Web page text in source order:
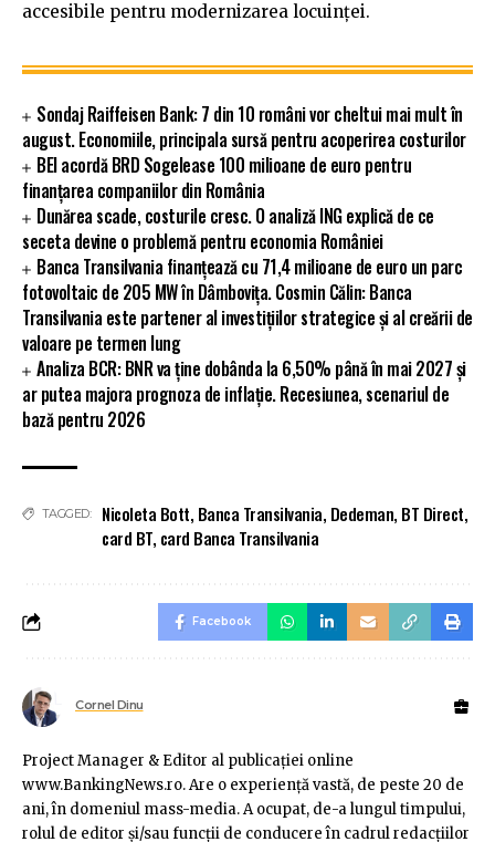
accesibile pentru modernizarea locuinței.
Sondaj Raiffeisen Bank: 7 din 10 români vor cheltui mai mult în
august. Economiile, principala sursă pentru acoperirea costurilor
BEI acordă BRD Sogelease 100 milioane de euro pentru
finanțarea companiilor din România
Dunărea scade, costurile cresc. O analiză ING explică de ce
seceta devine o problemă pentru economia României
Banca Transilvania finanțează cu 71,4 milioane de euro un parc
fotovoltaic de 205 MW în Dâmbovița. Cosmin Călin: Banca
Transilvania este partener al investițiilor strategice și al creării de
valoare pe termen lung
Analiza BCR: BNR va ține dobânda la 6,50% până în mai 2027 și
ar putea majora prognoza de inflație. Recesiunea, scenariul de
bază pentru 2026
TAGGED: Nicoleta Bott, Banca Transilvania, Dedeman, BT Direct,
card BT, card Banca Transilvania
Facebook
Cornel Dinu
Project Manager & Editor al publicaţiei online
www.BankingNews.ro. Are o experienţă vastă, de peste 20 de
ani, în domeniul mass-media. A ocupat, de-a lungul timpului,
rolul de editor şi/sau funcţii de conducere în cadrul redacţiilor